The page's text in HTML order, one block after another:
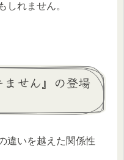
しれません。
ません』の登場
違いを越えた関係性